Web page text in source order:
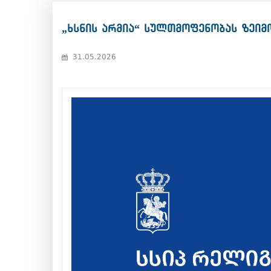
„ხსნის არმია“ სულთმოფენობას
31.05.2026